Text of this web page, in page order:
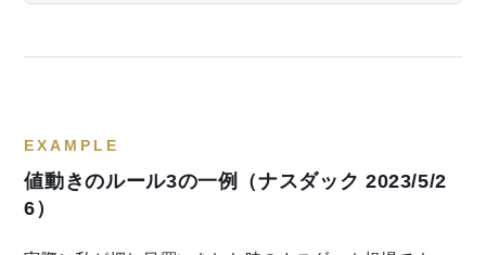
EXAMPLE
値動きのルール3の一例（ナスダック 2023/5/2
6）